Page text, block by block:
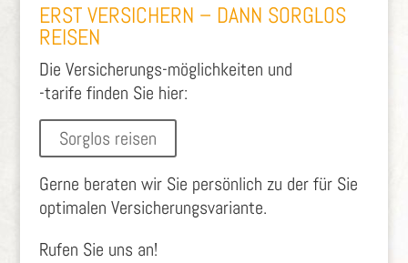
ERST VERSICHERN – DANN SORGLOS
REISEN
Die Versicherungs-möglichkeiten und
-tarife finden Sie hier:
Sorglos reisen
Gerne beraten wir Sie persönlich zu der für Sie
optimalen Versicherungsvariante.
Rufen Sie uns an!